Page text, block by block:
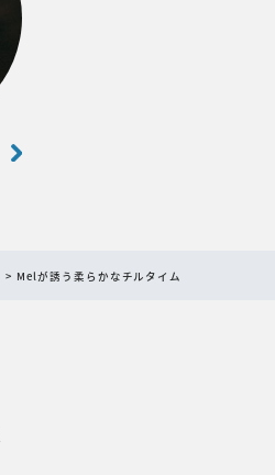
Melが誘う柔らかなチルタイム